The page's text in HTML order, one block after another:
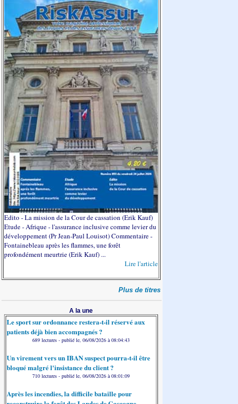
Edito - La mission de la Cour de cassation (Erik Kauf)
Etude - Afrique - l'assurance inclusive comme levier du
développement (Pr Jean-Paul Louisot) Commentaire -
Fontainebleau après les flammes, une forêt
profondément meurtrie (Erik Kauf) ...
Lire l'article
Plus de titres
A la une
Le sport sur ordonnance restera-t-il réservé aux
patients déjà bien accompagnés ?
689 lectures - publié le, 06/08/2026 à 08:04:43
Un virement vers un IBAN suspect pourra-t-il être
bloqué malgré l'insistance du client ?
710 lectures - publié le, 06/08/2026 à 08:01:09
Après les incendies, la difficile bataille pour